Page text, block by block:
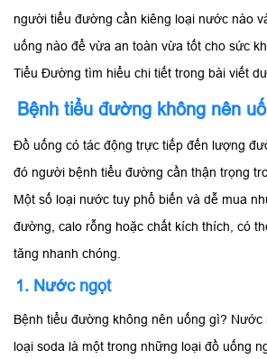
người tiểu đường cần kiêng loại nước nào
uống nào để vừa an toàn vừa tốt cho sức
Tiểu Đường tìm hiểu chi tiết trong bài viết
Bệnh tiểu đường không nên
Đồ uống có tác động trực tiếp đến lượng
đó người bệnh tiểu đường cần thận trọng
Một số loại nước tuy phổ biến và dễ mua
đường, calo rỗng hoặc chất kích thích, có
tăng nhanh chóng.
1. Nước ngọt
Bệnh tiểu đường không nên uống gì? Nước
loại soda là một trong những loại đồ uống